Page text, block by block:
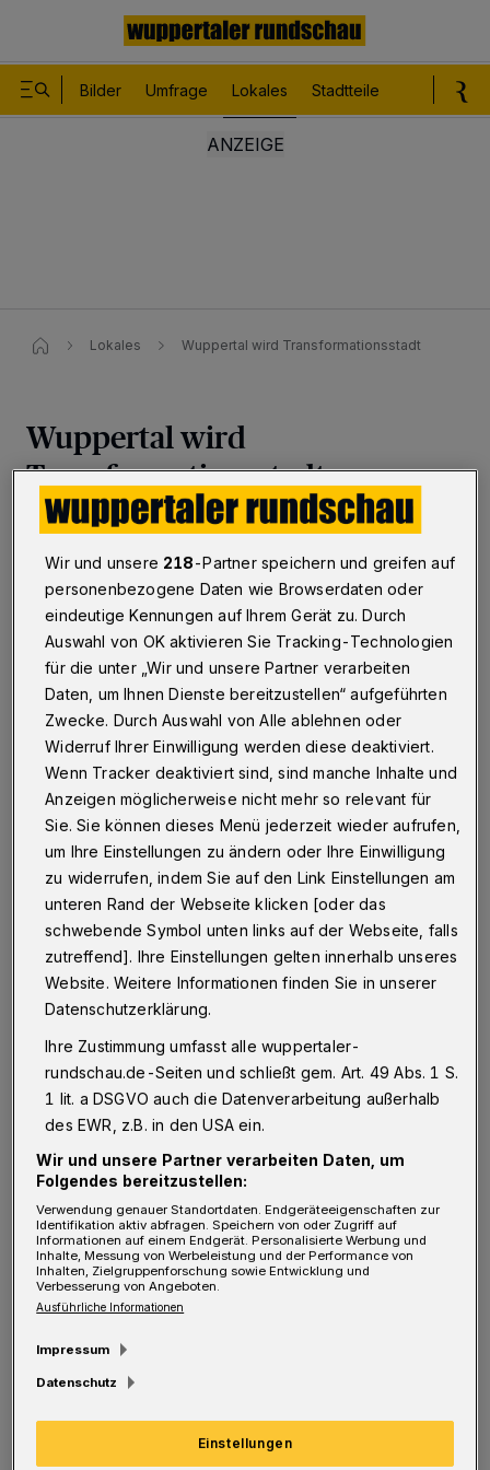
Bilder Umfrage Lokales Stadtteile
Lokales Wuppertal wird Transformationsstadt
Wuppertal wird
Transformationsstadt
Wuppertal·Transformation bedeutet Wandel: mehr
Nachhaltigkeit, mehr Gerechtigkeit, mehr
Lebensqualität. Menschen engagieren sich, weil sie
diesen Wandel wollen. Wo fangen sie an? — Vor der
eigenen Haustür, in ihren Quartieren und Städten.
13.05.2016 , 18:55 Uhr
D eshalb: Transformationsstadt.
Wuppertal Institut, TransZent, Utopiastadt
und Neue Effizienz gründen eine Plattform für
Menschen, die gesellschaftliche
Veränderungsprozesse in Städten gestalten,
erforschen, vermitteln und erleben. Hier
werden Veranstaltungen und Projekte
angekündigt, begleitet und die Ergebnisse
sichtbar gemacht. Hier können Akteure ihre
Erfahrungen teilen und aus denen anderer
lernen.
der Auftaktveranstaltung am Mittwoch (18.
Mai 2016) ab 19 Uhr im Café Hutmacher im
Bahnhof Mirke (Mirker Straße 48). Alle
Interessierten sind herzlich eingeladen, den
Wir und unsere 218-Partner speichern und greifen auf
personenbezogene Daten wie Browserdaten oder
eindeutige Kennungen auf Ihrem Gerät zu. Durch
Auswahl von OK aktivieren Sie Tracking-Technologien
für die unter „Wir und unsere Partner verarbeiten
Daten, um Ihnen Dienste bereitzustellen“ aufgeführten
Zwecke. Durch Auswahl von Alle ablehnen oder
Widerruf Ihrer Einwilligung werden diese deaktiviert.
Wenn Tracker deaktiviert sind, sind manche Inhalte und
Anzeigen möglicherweise nicht mehr so relevant für
Sie. Sie können dieses Menü jederzeit wieder aufrufen,
um Ihre Einstellungen zu ändern oder Ihre Einwilligung
zu widerrufen, indem Sie auf den Link Einstellungen am
unteren Rand der Webseite klicken [oder das
schwebende Symbol unten links auf der Webseite, falls
zutreffend]. Ihre Einstellungen gelten innerhalb unseres
Website. Weitere Informationen finden Sie in unserer
Datenschutzerklärung.
Ihre Zustimmung umfasst alle wuppertaler-
rundschau.de-Seiten und schließt gem. Art. 49 Abs. 1 S.
1 lit. a DSGVO auch die Datenverarbeitung außerhalb
des EWR, z.B. in den USA ein.
Wir und unsere Partner verarbeiten Daten, um
Folgendes bereitzustellen:
Verwendung genauer Standortdaten. Endgeräteeigenschaften zur
Identifikation aktiv abfragen. Speichern von oder Zugriff auf
Informationen auf einem Endgerät. Personalisierte Werbung und
Inhalte, Messung von Werbeleistung und der Performance von
Inhalten, Zielgruppenforschung sowie Entwicklung und
Verbesserung von Angeboten.
Ausführliche Informationen
Impressum
Datenschutz
Einstellungen